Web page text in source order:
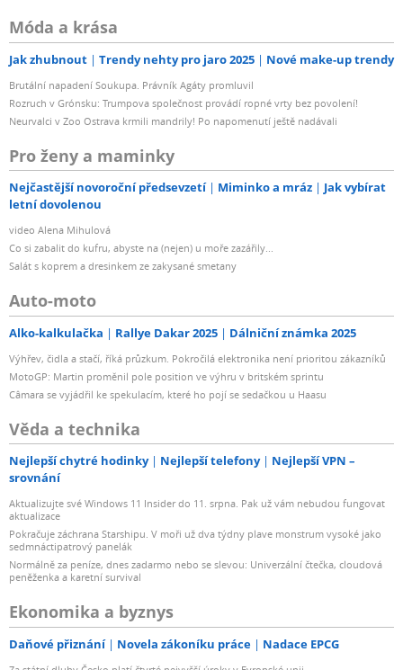
Móda a krása
Jak zhubnout Trendy nehty pro jaro 2025 Nové make-up trendy
Brutální napadení Soukupa. Právník Agáty promluvil
Rozruch v Grónsku: Trumpova společnost provádí ropné vrty bez povolení!
Neurvalci v Zoo Ostrava krmili mandrily! Po napomenutí ještě nadávali
Pro ženy a maminky
Nejčastější novoroční předsevzetí Miminko a mráz
Jak vybírat
letní dovolenou
video Alena Mihulová
Co si zabalit do kufru, abyste na (nejen) u moře zazářily...
Salát s koprem a dresinkem ze zakysané smetany
Auto-moto
Alko-kalkulačka Rallye Dakar 2025 Dálniční známka 2025
Výhřev, čidla a stačí, říká průzkum. Pokročilá elektronika není prioritou zákazníků
MotoGP: Martin proměnil pole position ve výhru v britském sprintu
Câmara se vyjádřil ke spekulacím, které ho pojí se sedačkou u Haasu
Věda a technika
Nejlepší chytré hodinky Nejlepší telefony
Nejlepší VPN –
srovnání
Aktualizujte své Windows 11 Insider do 11. srpna. Pak už vám nebudou fungovat
aktualizace
Pokračuje záchrana Starshipu. V moři už dva týdny plave monstrum vysoké jako
sedmnáctipatrový panelák
Normálně za peníze, dnes zadarmo nebo se slevou: Univerzální čtečka, cloudová
peněženka a karetní survival
Ekonomika a byznys
Daňové přiznání Novela zákoníku práce Nadace EPCG